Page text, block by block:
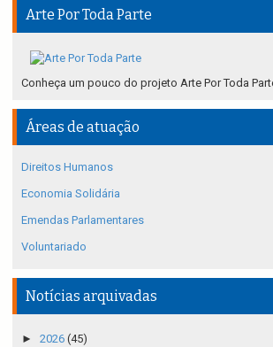
Arte Por Toda Parte
Conheça um pouco do projeto Arte Por Toda
Áreas de atuação
Direitos Humanos
Economia Solidária
Emendas Parlamentares
Voluntariado
Notícias arquivadas
► 2026 (45)